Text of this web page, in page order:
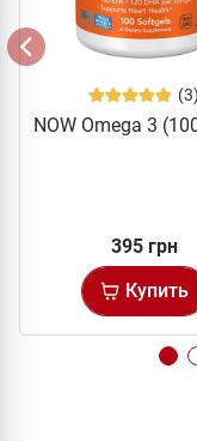
(3)
NOW Omega 3
395 грн
Купить